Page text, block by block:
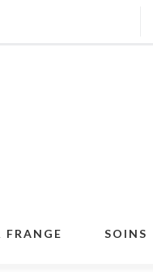
FRANGE SOINS